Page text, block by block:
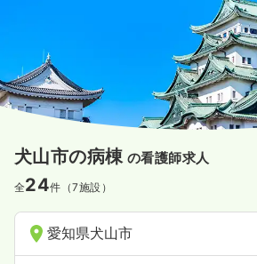
犬山市の病棟 の看護師求人
全24件（7施設）
愛知県犬山市